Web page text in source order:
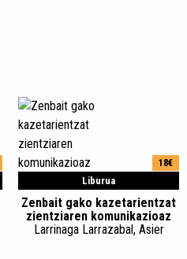
Liburua
18€
Zenbait gako kazetarientzat
zientziaren komunikazioaz
Larrinaga Larrazabal, Asier